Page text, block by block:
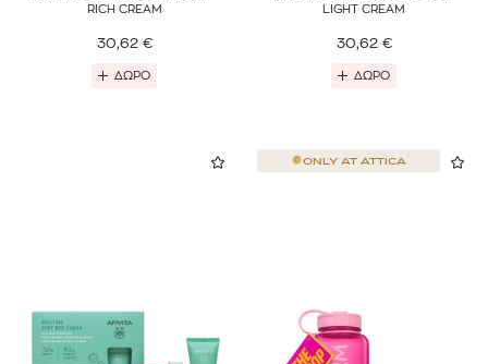
RICH CREAM
30,62 €
ΔΩΡΟ
LIGHT CREAM
30,62 €
ΔΩΡΟ
ONLY AT ATTICA